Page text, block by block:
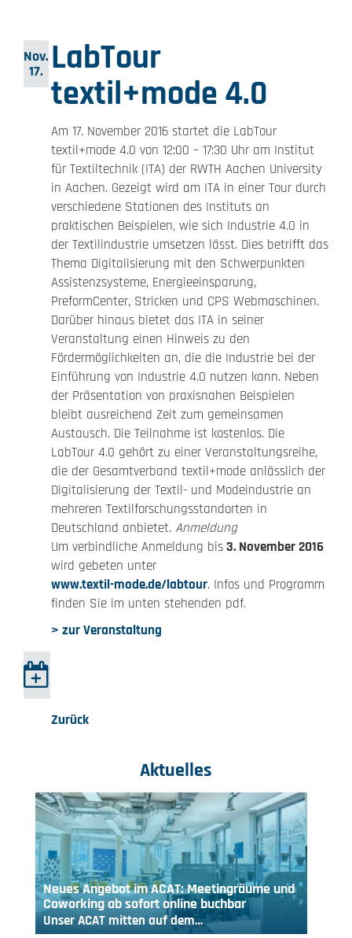
Nov.
17. LabTour
textil+mode 4.0
Am 17. November 2016 startet die LabTour
textil+mode 4.0 von 12:00 – 17:30 Uhr am Institut
für Textiltechnik (ITA) der RWTH Aachen University
in Aachen. Gezeigt wird am ITA in einer Tour durch
verschiedene Stationen des Instituts an
praktischen Beispielen, wie sich Industrie 4.0 in
der Textilindustrie umsetzen lässt. Dies betrifft das
Thema Digitalisierung mit den Schwerpunkten
Assistenzsysteme, Energieeinsparung,
PreformCenter, Stricken und CPS Webmaschinen.
Darüber hinaus bietet das ITA in seiner
Veranstaltung einen Hinweis zu den
Fördermöglichkeiten an, die die Industrie bei der
Einführung von Industrie 4.0 nutzen kann. Neben
der Präsentation von praxisnahen Beispielen
bleibt ausreichend Zeit zum gemeinsamen
Austausch. Die Teilnahme ist kostenlos. Die
LabTour 4.0 gehört zu einer Veranstaltungsreihe,
die der Gesamtverband textil+mode anlässlich der
Digitalisierung der Textil- und Modeindustrie an
mehreren Textilforschungsstandorten in
Deutschland anbietet. Anmeldung
Um verbindliche Anmeldung bis3. November 2016
wird gebeten unter
www.textil-mode.de/labtour. Infos und Programm
finden Sie im unten stehenden pdf.
> zur Veranstaltung
Zurück
Aktuelles
Neues Angebot im ACAT: Meetingräume und
Coworking ab sofort online buchbar
Unser ACAT mitten auf dem…